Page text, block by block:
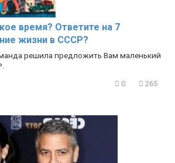
время? Ответите на 7
жизни в СССР?
решила предложить Вам маленький
0 265